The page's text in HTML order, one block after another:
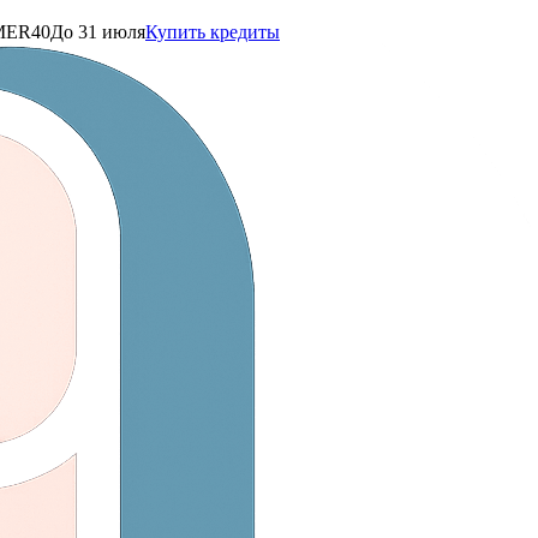
До 31 июляКупить кредиты